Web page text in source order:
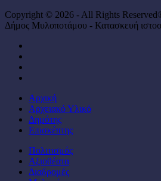
Copyright © 2026 - All Rights
Δήμος Μυλοποτάμου - Κατασκευή
Close
Menu
Αρχική
Αρχειακό Υλικό
Δημότης
Επισκέπτης
Πολιτισμός
Αξιοθέατα
Διαδρομές